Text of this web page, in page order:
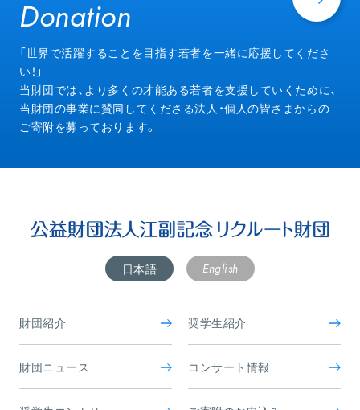
Donation
Donation
「世界で活躍することを目指す若者を一緒に応援してくださ
い！」
当財団では、より多くの才能ある若者を支援していくために、
当財団の事業に賛同してくださる法人・個人の皆さまからの
ご寄附を募っております。
日本語 English
財団紹介 奨学生紹介
財団ニュース コンサート情報